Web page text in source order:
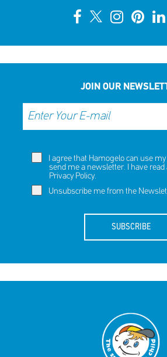
JOIN OUR
I agree that Hamogelo can use
send me a newsletter. I have
Privacy Policy.
Unsubscribe me from the
SUBSCRIBE